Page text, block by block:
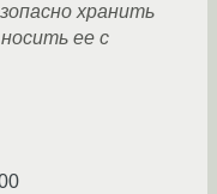
хранить
ее с